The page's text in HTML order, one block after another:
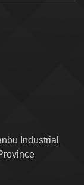
Industrial